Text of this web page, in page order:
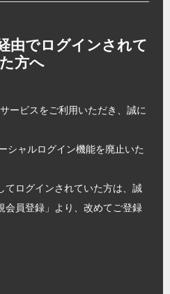
由でログインされて
方へ
ービスをご利用いただき、誠に
シャルログイン機能を廃止いた
てログインされていた方は、誠
会員登録」より、改めてご登録